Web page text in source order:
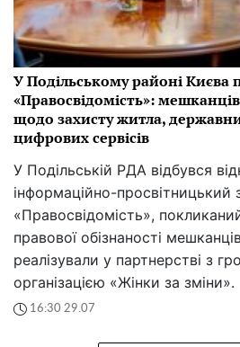
У Подільському районі Києва
«Правосвідомість»:
щодо захисту житла,
цифрових сервісів
У Подільській РДА відбувся
інформаційно-просвітницький
«Правосвідомість»,
правової обізнаності
реалізували у партнерстві з
організацією «Жінки за зміни».
16:30 29.07